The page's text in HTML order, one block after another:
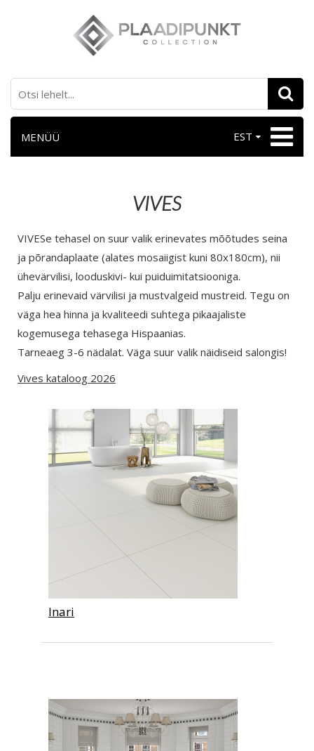
EST
MENÜÜ
VIVES
VIVESe tehasel on suur valik erinevates mõõtudes seina
ja põrandaplaate (alates mosaiigist kuni 80x180cm), nii
ühevärvilisi, looduskivi- kui puiduimitatsiooniga.
Palju erinevaid värvilisi ja mustvalgeid mustreid. Tegu on
väga hea hinna ja kvaliteedi suhtega pikaajaliste
kogemusega tehasega Hispaanias.
Tarneaeg 3-6 nädalat. Väga suur valik näidiseid salongis!
Vives kataloog 2026
Inari